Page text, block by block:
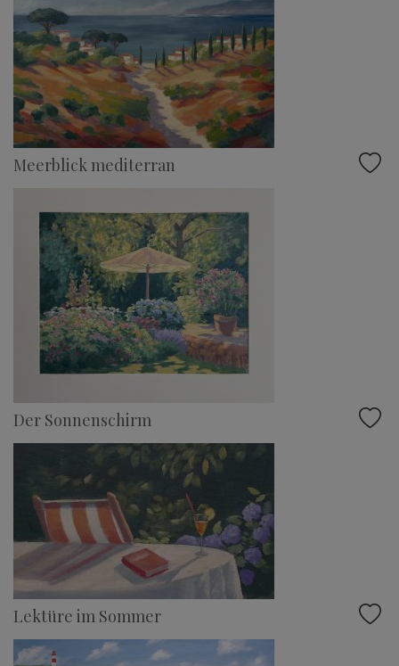
Meerblick mediterran
Der Sonnenschirm
Lektüre im Sommer